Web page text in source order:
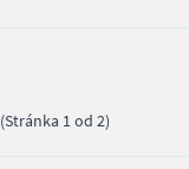
(Stránka 1 od 2)